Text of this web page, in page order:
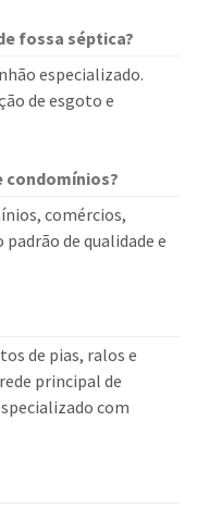
fossa séptica?
especializado.
de esgoto e
condomínios?
comércios,
de qualidade e
de pias, ralos e
principal de
com